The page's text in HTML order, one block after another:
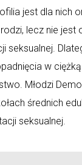
jest dla nich
lecz nie jest
seksualnej.
w
Młodzi
średnich
seksualnej.